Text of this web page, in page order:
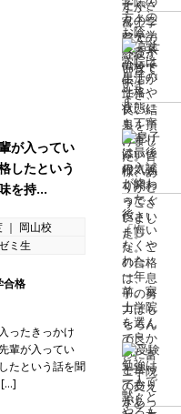
が入ってい
したという
を持…
｜ 岡山校
ミ生
合格
ったきっかけ
輩が入ってい
たという話を聞
[…]